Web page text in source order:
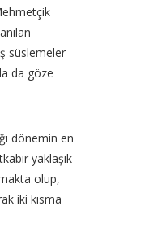
süslemeler
da göze
dönemin en
yaklaşık
olup,
iki kısma